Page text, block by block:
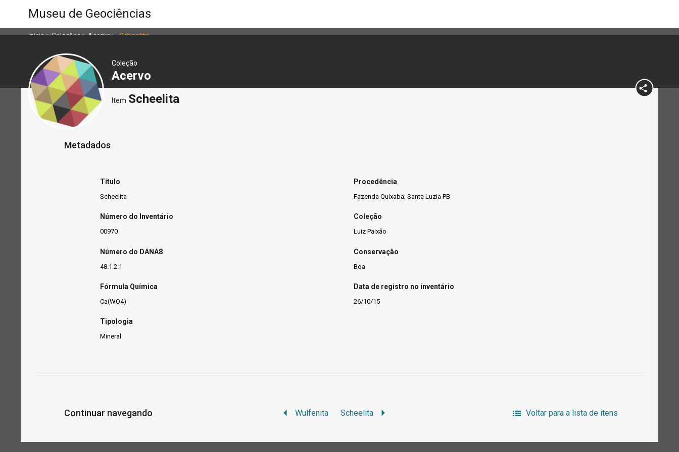
Museu de Geociências
Início>Coleções>Acervo>Scheelita
Coleção
Acervo
Item Scheelita
Metadados
Título
Scheelita
Número do Inventário
00970
Número do DANA8
48.1.2.1
Fórmula Química
Ca(WO4)
Tipologia
Mineral
Procedência
Fazenda Quixaba; Santa Luzia PB
Coleção
Luiz Paixão
Conservação
Boa
Data de registro no inventário
26/10/15
Continuar navegando Wulfenita Scheelita Voltar para a lista de itens